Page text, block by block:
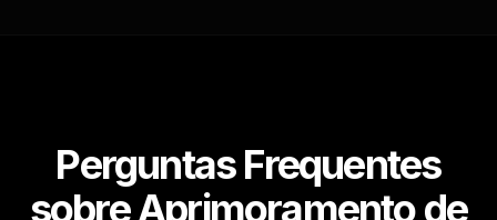
Perguntas Frequentes
sobre Aprimoramento de